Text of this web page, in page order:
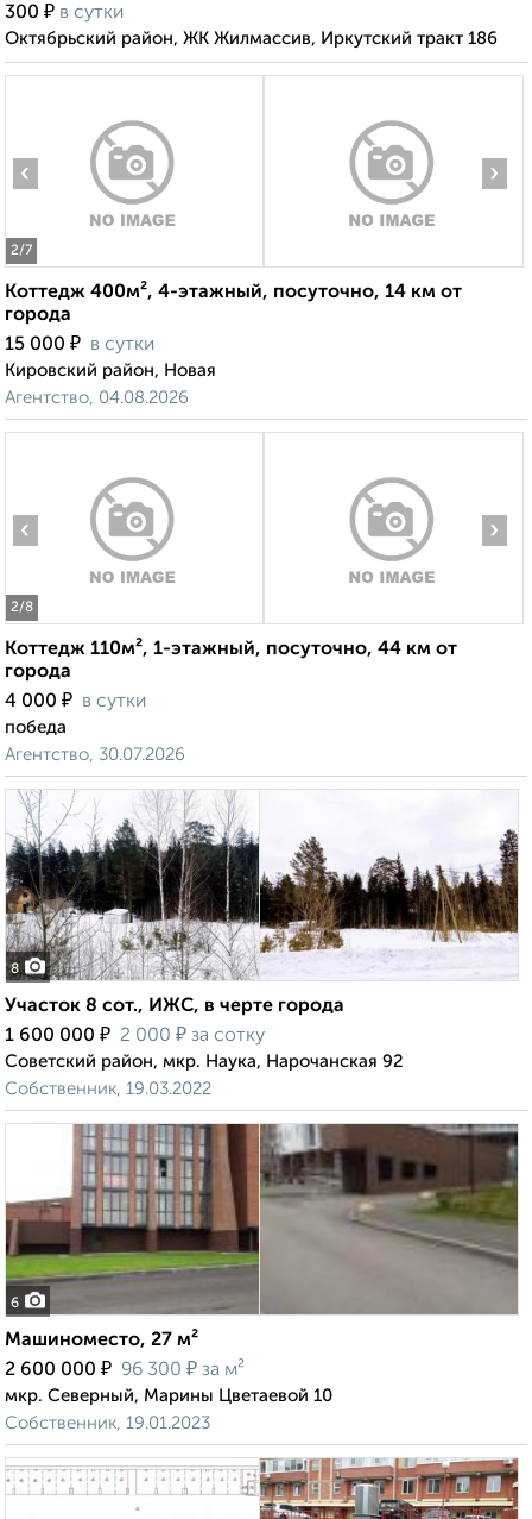
300 ₽ в сутки
Октябрьский район, ЖК Жилмассив, Иркутский тракт 186
2/7
‹ ›
Коттедж 400м², 4-этажный, посуточно, 14 км от
города
15 000 ₽ в сутки
Кировский район, Новая
Агентство, 04.08.2026
2/8
‹ ›
Коттедж 110м², 1-этажный, посуточно, 44 км от
города
4 000 ₽ в сутки
победа
Агентство, 30.07.2026
8
Участок 8 сот., ИЖС, в черте города
1 600 000 ₽ 2 000 ₽ за сотку
Советский район, мкр. Наука, Нарочанская 92
Собственник, 19.03.2022
6
Машиноместо, 27 м²
2 600 000 ₽ 96 300 ₽ за м²
мкр. Северный, Марины Цветаевой 10
Собственник, 19.01.2023